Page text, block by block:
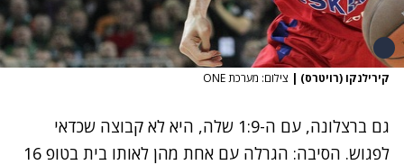
קירילנקו (רויטרס) | צילום: מערכת ONE
גם ברצלונה, עם ה-1:9 שלה, היא לא קבוצה שכדאי
לפגוש. הסיבה: הגרלה עם אחת מהן לאותו בית בטופ 16